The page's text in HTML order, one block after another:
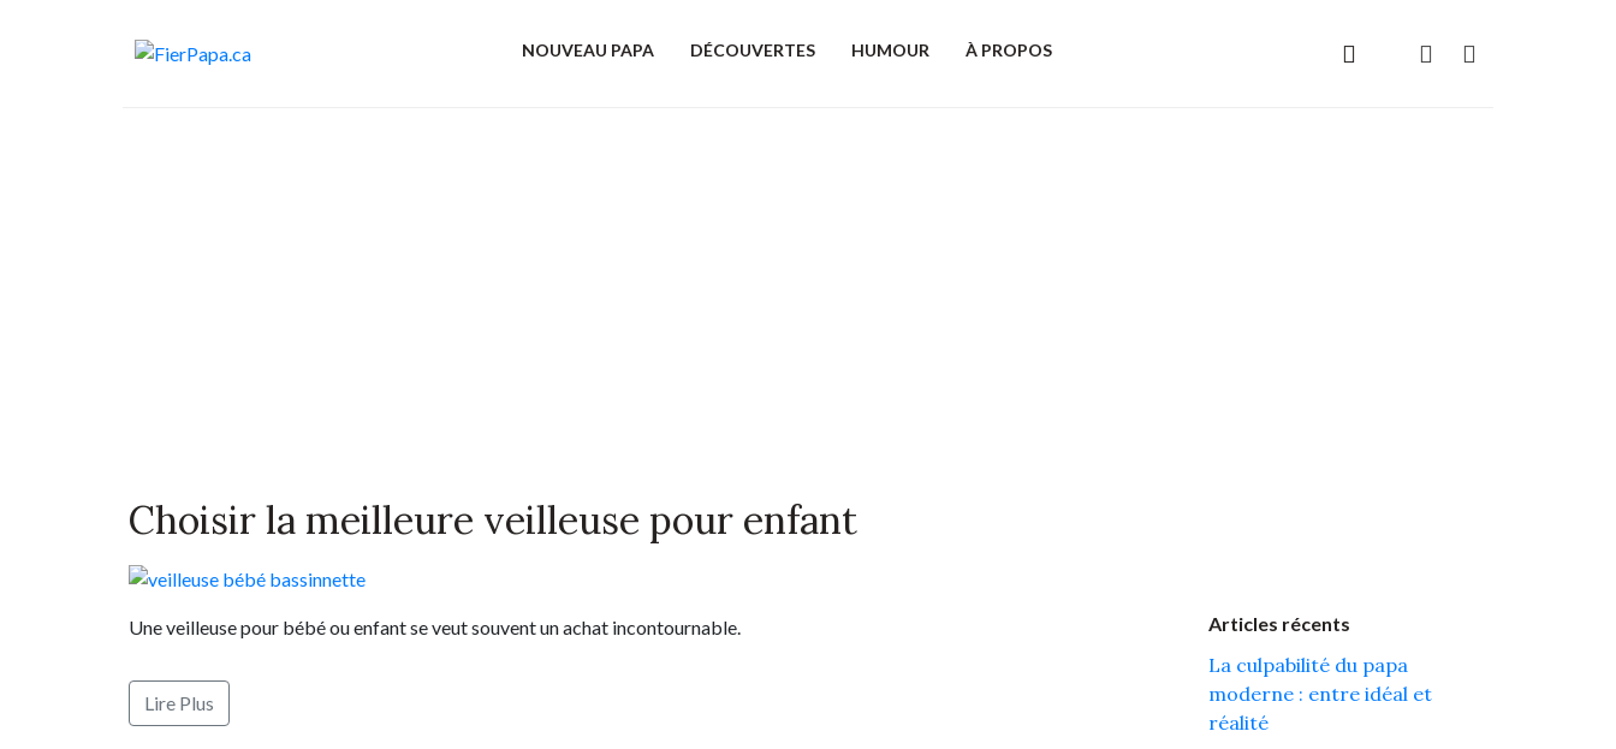
NOUVEAU PAPA DÉCOUVERTES HUMOUR À PROPOS
Choisir la meilleure veilleuse pour enfant
Une veilleuse pour bébé ou enfant se veut souvent un achat incontournable.
Lire Plus
Articles récents
La culpabilité du papa
moderne : entre idéal et
réalité